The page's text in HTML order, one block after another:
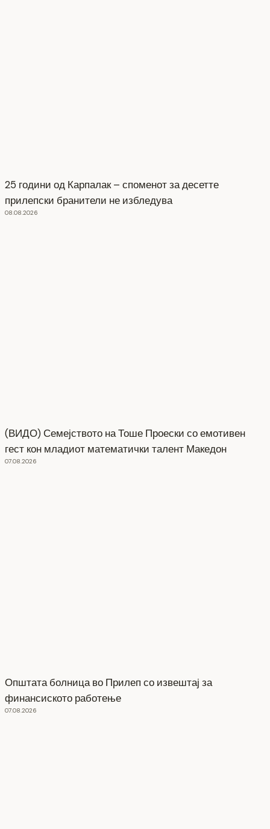
25 години од Карпалак – споменот за десетте
прилепски бранители не избледува
08.08.2026
(ВИДО) Семејството на Тоше Проески со емотивен
гест кон младиот математички талент Македон
07.08.2026
Општата болница во Прилеп со извештај за
финансиското работење
07.08.2026